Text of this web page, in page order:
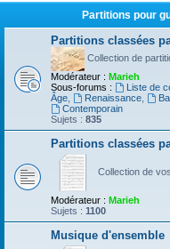
Partitions pour
Partitions classées
Collection de
Modérateur : Marieh
Sous-forums :
Liste de
Âge
Renaissance,
Contemporain
Sujets : 835
Partitions classées
Collection de
Modérateur : Marieh
Sujets : 1100
Musique d'ensemble